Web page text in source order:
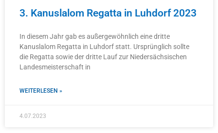
3. Kanuslalom Regatta in Luhdorf 2023
In diesem Jahr gab es außergewöhnlich eine dritte
Kanuslalom Regatta in Luhdorf statt. Ursprünglich sollte
die Regatta sowie der dritte Lauf zur Niedersächsischen
Landesmeisterschaft in
WEITERLESEN »
4.07.2023